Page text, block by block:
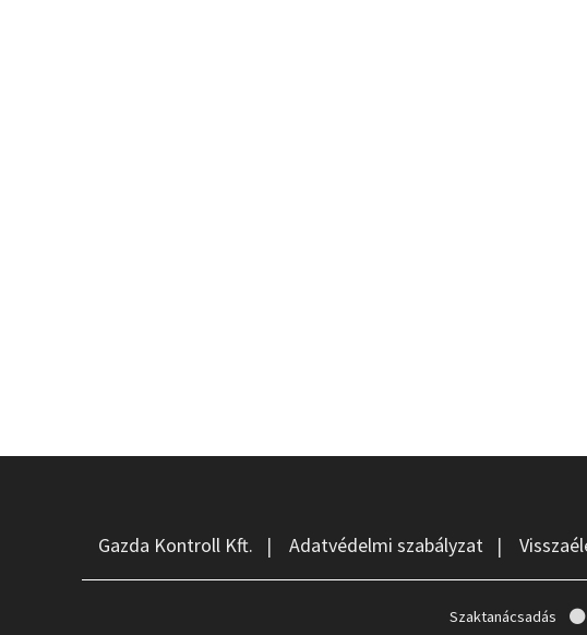
Gazda Kontroll Kft. |Adatvédelmi szabályzat |
Szaktanácsadás